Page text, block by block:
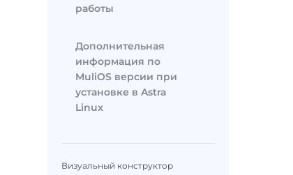
работы
Дополнительная
информация по
MuliOS версии при
установке в Astra
Linux
Визуальный конструктор